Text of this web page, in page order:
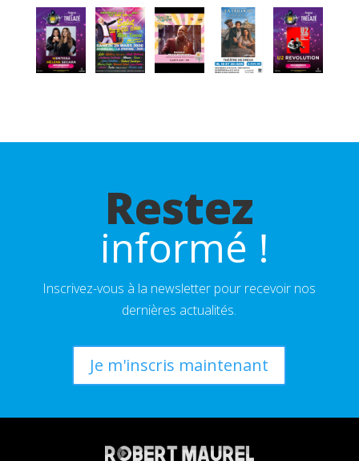
Restez
informé !
Inscrivez-vous à la newsletter pour recevoir nos
dernières actualités.
Je m'inscris maintenant